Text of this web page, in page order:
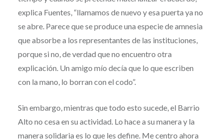
explica Fuentes, “llamamos de nuevo y esa puerta ya no
se abre. Parece que se produce una especie de amnesia
que absorbe a los representantes de las instituciones,
porque si no, de verdad que no encuentro otra
explicación. Un amigo mío decía que lo que escriben
con la mano, lo borran con el codo”.
Sin embargo, mientras que todo esto sucede, el Barrio
Alto no cesa en su actividad. Lo hace a su manera y la
manera solidaria es lo que les define. Me centro ahora